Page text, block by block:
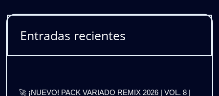
Entradas recientes
🚀 ¡NUEVO! PACK VARIADO REMIX 2026 | VOL. 8 |